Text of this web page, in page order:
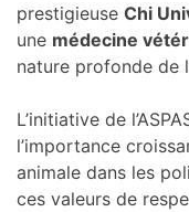
prestigieuse Chi
une médecine
nature profonde de
L’initiative de
l’importance
animale dans les
ces valeurs de